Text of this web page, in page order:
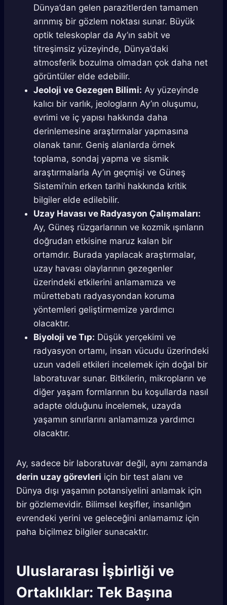
Dünya’dan gelen parazitlerden tamamen
arınmış bir gözlem noktası sunar. Büyük
optik teleskoplar da Ay’ın sabit ve
titreşimsiz yüzeyinde, Dünya’daki
atmosferik bozulma olmadan çok daha net
görüntüler elde edebilir.
Jeoloji ve Gezegen Bilimi: Ay yüzeyinde
kalıcı bir varlık, jeologların Ay’ın oluşumu,
evrimi ve iç yapısı hakkında daha
derinlemesine araştırmalar yapmasına
olanak tanır. Geniş alanlarda örnek
toplama, sondaj yapma ve sismik
araştırmalarla Ay’ın geçmişi ve Güneş
Sistemi’nin erken tarihi hakkında kritik
bilgiler elde edilebilir.
Uzay Havası ve Radyasyon Çalışmaları:
Ay, Güneş rüzgarlarının ve kozmik ışınların
doğrudan etkisine maruz kalan bir
ortamdır. Burada yapılacak araştırmalar,
uzay havası olaylarının gezegenler
üzerindeki etkilerini anlamamıza ve
mürettebatı radyasyondan koruma
yöntemleri geliştirmemize yardımcı
olacaktır.
Biyoloji ve Tıp: Düşük yerçekimi ve
radyasyon ortamı, insan vücudu üzerindeki
uzun vadeli etkileri incelemek için doğal bir
laboratuvar sunar. Bitkilerin, mikropların ve
diğer yaşam formlarının bu koşullarda nasıl
adapte olduğunu incelemek, uzayda
yaşamın sınırlarını anlamamıza yardımcı
olacaktır.
Ay, sadece bir laboratuvar değil, aynı zamanda
derin uzay görevleri için bir test alanı ve
Dünya dışı yaşamın potansiyelini anlamak için
bir gözlemevidir. Bilimsel keşifler, insanlığın
evrendeki yerini ve geleceğini anlamamız için
paha biçilmez bilgiler sunacaktır.
Uluslararası İşbirliği ve
Ortaklıklar: Tek Başına